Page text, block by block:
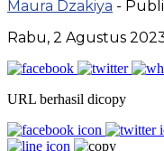
Maura Dzakiya -
Rabu, 2 Agustus
URL berhasil dicopy